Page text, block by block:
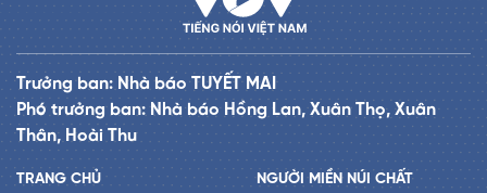
Trưởng ban: Nhà báo TUYẾT MAI
Phó trưởng ban: Nhà báo Hồng Lan, Xuân Thọ, Xuân
Thân, Hoài Thu
TRANG CHỦ
NGƯỜI MIỀN NÚI CHẤT